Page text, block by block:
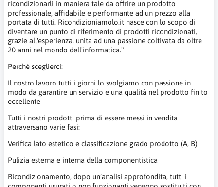
ricondizionarli in maniera tale da offrire un prodotto
professionale, affidabile e performante ad un prezzo alla
portata di tutti. Ricondizioniamolo.it nasce con lo scopo di
diventare un punto di riferimento di prodotti ricondizionati,
grazie all'esperienza, unita ad una passione coltivata da oltre
20 anni nel mondo dell'informatica."
Perché sceglierci:
Il nostro lavoro tutti i giorni lo svolgiamo con passione in
modo da garantire un servizio e una qualità nel prodotto finito
eccellente
Tutti i nostri prodotti prima di essere messi in vendita
attraversano varie fasi:
Verifica lato estetico e classificazione grado prodotto (A, B)
Pulizia esterna e interna della componentistica
Ricondizionamento, dopo un’analisi approfondita, tutti i